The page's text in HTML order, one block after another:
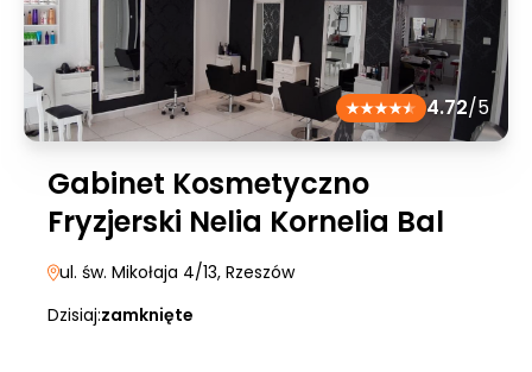
4.72/5
Gabinet Kosmetyczno
Fryzjerski Nelia Kornelia Bal
ul. św. Mikołaja 4/13, Rzeszów
Dzisiaj:zamknięte